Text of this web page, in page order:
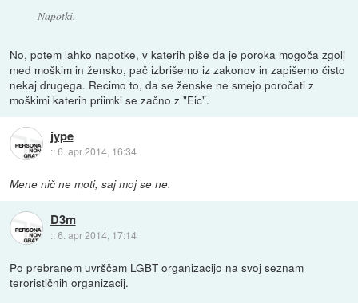
Napotki.
No, potem lahko napotke, v katerih piše da je poroka mogoča zgolj
med moškim in žensko, pač izbrišemo iz zakonov in zapišemo čisto
nekaj drugega. Recimo to, da se ženske ne smejo poročati z
moškimi katerih priimki se začno z "Eic".
jype
::6. apr 2014, 16:34
Mene nič ne moti, saj moj se ne.
D3m
::6. apr 2014, 17:14
Po prebranem uvrščam LGBT organizacijo na svoj seznam
terorističnih organizacij.